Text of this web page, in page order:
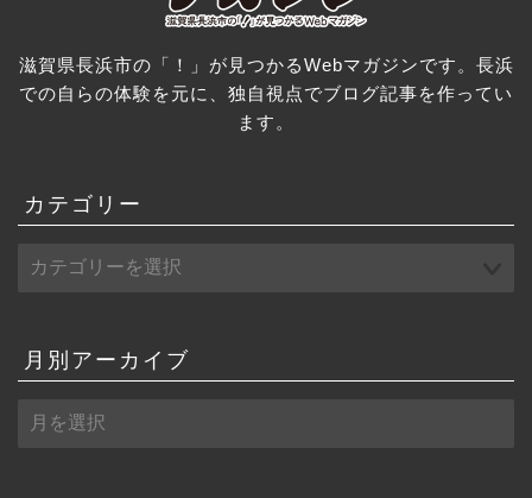
滋賀県長浜市の「！」が見つかるWebマガジンです。長浜
での自らの体験を元に、独自視点でブログ記事を作ってい
ます。
カテゴリー
月別アーカイブ
別